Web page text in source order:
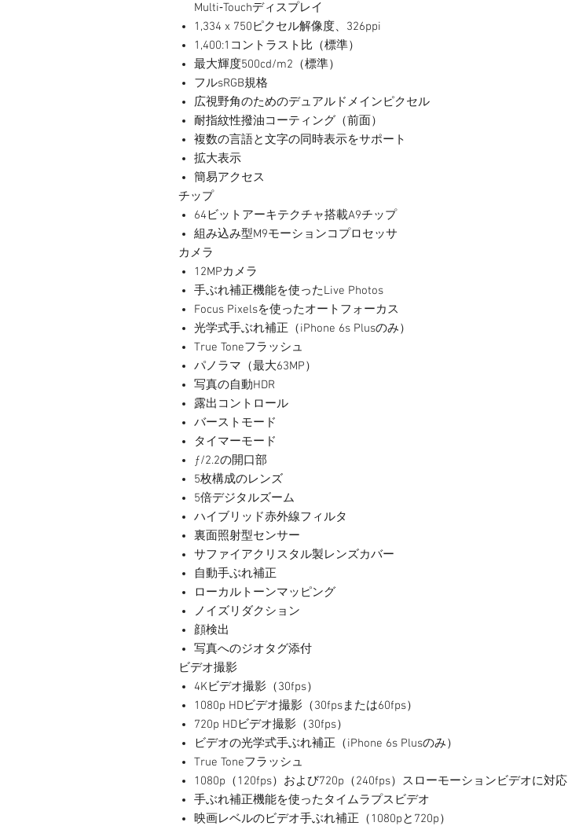
Multi‑Touchディスプレイ
1,334 x 750ピクセル解像度、326ppi
1,400:1コントラスト比（標準）
最大輝度500cd/m2（標準）
フルsRGB規格
広視野角のためのデュアルドメインピクセル
耐指紋性撥油コーティング（前面）
複数の言語と文字の同時表示をサポート
拡大表示
簡易アクセス
チップ
64ビットアーキテクチャ搭載A9チップ
組み込み型M9モーションコプロセッサ
カメラ
12MPカメラ
手ぶれ補正機能を使ったLive Photos
Focus Pixelsを使ったオートフォーカス
光学式手ぶれ補正（iPhone 6s Plusのみ）
True Toneフラッシュ
パノラマ（最大63MP）
写真の自動HDR
露出コントロール
バーストモード
タイマーモード
ƒ/2.2の開口部
5枚構成のレンズ
5倍デジタルズーム
ハイブリッド赤外線フィルタ
裏面照射型センサー
サファイアクリスタル製レンズカバー
自動手ぶれ補正
ローカルトーンマッピング
ノイズリダクション
顔検出
写真へのジオタグ添付
ビデオ撮影
4Kビデオ撮影（30fps）
1080p HDビデオ撮影（30fpsまたは60fps）
720p HDビデオ撮影（30fps）
ビデオの光学式手ぶれ補正（iPhone 6s Plusのみ）
True Toneフラッシュ
1080p（120fps）および720p（240fps）スローモーションビデオに対応
手ぶれ補正機能を使ったタイムラプスビデオ
映画レベルのビデオ手ぶれ補正（1080pと720p）